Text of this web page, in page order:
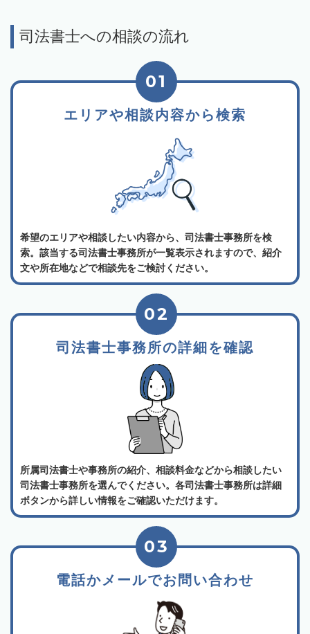
司法書士への相談の流れ
エリアや相談内容から検索
01
希望のエリアや相談したい内容から、司法書士事務所を検
索。該当する司法書士事務所が一覧表示されますので、紹介
文や所在地などで相談先をご検討ください。
司法書士事務所の詳細を確認
02
所属司法書士や事務所の紹介、相談料金などから相談したい
司法書士事務所を選んでください。各司法書士事務所は詳細
ボタンから詳しい情報をご確認いただけます。
電話かメールでお問い合わせ
03